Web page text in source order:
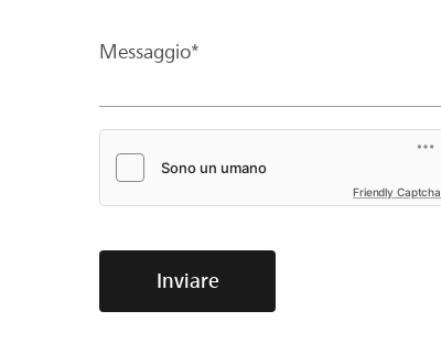
Messaggio*
Friendly Captcha
Inviare